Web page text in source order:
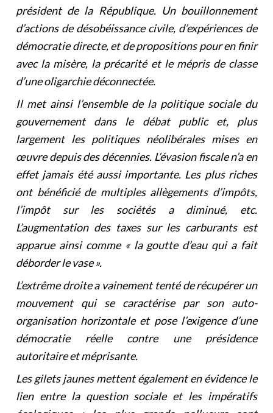
président de la République. Un bouillonnement
d’actions de désobéissance civile, d’expériences de
démocratie directe, et de propositions pour en finir
avec la misère, la précarité et le mépris de classe
d’une oligarchie déconnectée.
Il met ainsi l’ensemble de la politique sociale du
gouvernement dans le débat public et, plus
largement les politiques néolibérales mises en
œuvre depuis des décennies. L’évasion fiscale n’a en
effet jamais été aussi importante. Les plus riches
ont bénéficié de multiples allègements d’impôts,
l’impôt sur les sociétés a diminué, etc.
L’augmentation des taxes sur les carburants est
apparue ainsi comme « la goutte d’eau qui a fait
déborder le vase ».
L’extrême droite a vainement tenté de récupérer un
mouvement qui se caractérise par son auto-
organisation horizontale et pose l’exigence d’une
démocratie réelle contre une présidence
autoritaire et méprisante.
Les gilets jaunes mettent également en évidence le
lien entre la question sociale et les impératifs